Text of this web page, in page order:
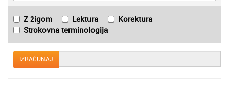
Z žigom Lektura
Korektura
Strokovna terminologija
IZRAČUNAJ